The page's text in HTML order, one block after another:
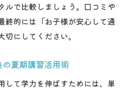
な塾の夏期講習活用法
い塾の学習計画の立て方
克服できる塾の特徴
志望校対策を万全にする方
ルで比較しましょう。口コミや
終的には「お子様が安心して通
にしてください。
夏期講習活用術
して学力を伸ばすためには、単